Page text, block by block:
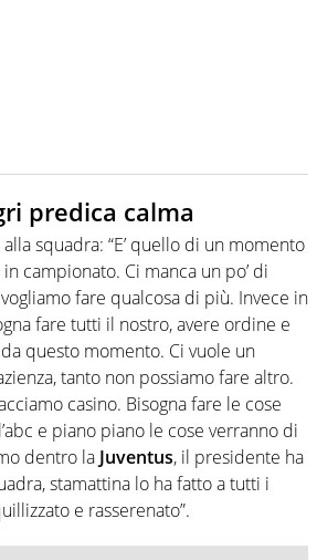
predica calma
squadra: “E’ quello di un momento
campionato. Ci manca un po’ di
fare qualcosa di più. Invece in
fare tutti il nostro, avere ordine e
questo momento. Ci vuole un
tanto non possiamo fare altro.
casino. Bisogna fare le cose
e piano piano le cose verranno di
dentro la Juventus, il presidente ha
stamattina lo ha fatto a tutti i
e rasserenato”.